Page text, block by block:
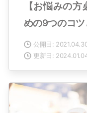
【お悩みの
めの9つのコ
公開日:
更新日: